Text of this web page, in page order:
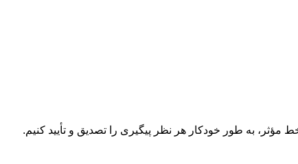
مؤثر، به طور خودکار هر نظر پیگیری را تصدیق و تأیید کنیم.